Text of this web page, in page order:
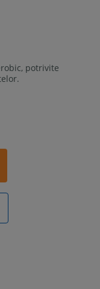
potrivite